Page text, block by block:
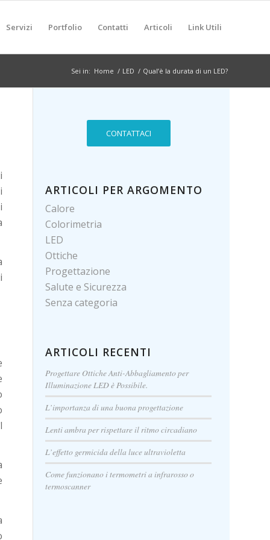
Servizi Portfolio Contatti Articoli Link Utili
Sei in: Home / LED / Qual’è la durata di un LED?
CONTATTACI
ARTICOLI PER ARGOMENTO
Calore
Colorimetria
LED
Ottiche
Progettazione
Salute e Sicurezza
Senza categoria
ARTICOLI RECENTI
Progettare Ottiche Anti-Abbagliamento per
Illuminazione LED è Possibile.
L’importanza di una buona progettazione
Lenti ambra per rispettare il ritmo circadiano
L’effetto germicida della luce ultravioletta
Come funzionano i termometri a infrarosso o
termoscanner